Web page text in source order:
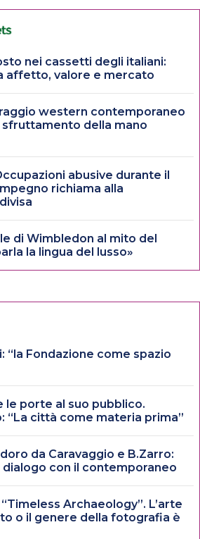
nei cassetti degli italiani:
affetto, valore e mercato
western contemporaneo
della mano
abusive durante il
richiama alla
di Wimbledon al mito del
la lingua del lusso»
“la Fondazione come spazio
le porte al suo pubblico.
“La città come materia prima”
da Caravaggio e B.Zarro:
con il contemporaneo
Archaeology”. L’arte
o il genere della fotografia è